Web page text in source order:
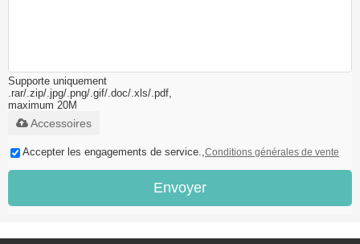
Supporte uniquement
.rar/.zip/.jpg/.png/.gif/.doc/.xls/.pdf,
maximum 20M
Accessoires
Accepter les engagements de service.,Conditions générales de vente
Envoyer